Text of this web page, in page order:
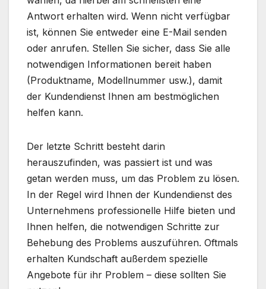
Antwort erhalten wird. Wenn nicht verfügbar
ist, können Sie entweder eine E-Mail senden
oder anrufen. Stellen Sie sicher, dass Sie alle
notwendigen Informationen bereit haben
(Produktname, Modellnummer usw.), damit
der Kundendienst Ihnen am bestmöglichen
helfen kann.
Der letzte Schritt besteht darin
herauszufinden, was passiert ist und was
getan werden muss, um das Problem zu lösen.
In der Regel wird Ihnen der Kundendienst des
Unternehmens professionelle Hilfe bieten und
Ihnen helfen, die notwendigen Schritte zur
Behebung des Problems auszuführen. Oftmals
erhalten Kundschaft außerdem spezielle
Angebote für ihr Problem – diese sollten Sie